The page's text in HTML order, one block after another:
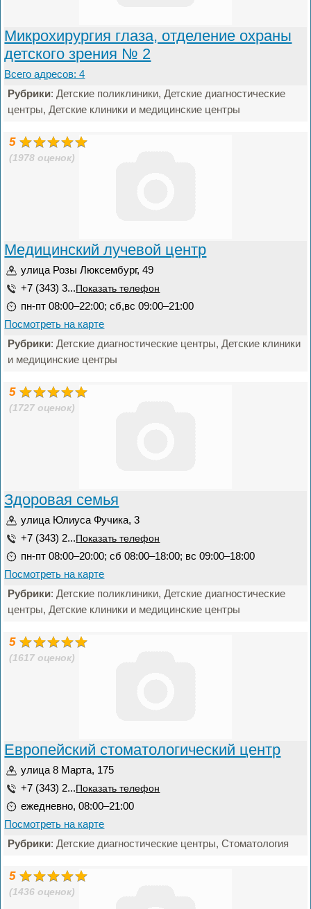
Микрохирургия глаза, отделение охраны
детского зрения № 2
Всего адресов: 4
Рубрики: Детские поликлиники, Детские диагностические
центры, Детские клиники и медицинские центры
5
(1978 оценок)
Медицинский лучевой центр
улица Розы Люксембург, 49
+7 (343) 3... Показать телефон
пн-пт 08:00–22:00; сб,вс 09:00–21:00
Посмотреть на карте
Рубрики: Детские диагностические центры, Детские клиники
и медицинские центры
5
(1727 оценок)
Здоровая семья
улица Юлиуса Фучика, 3
+7 (343) 2... Показать телефон
пн-пт 08:00–20:00; сб 08:00–18:00; вс 09:00–18:00
Посмотреть на карте
Рубрики: Детские поликлиники, Детские диагностические
центры, Детские клиники и медицинские центры
5
(1617 оценок)
Европейский стоматологический центр
улица 8 Марта, 175
+7 (343) 2... Показать телефон
ежедневно, 08:00–21:00
Посмотреть на карте
Рубрики: Детские диагностические центры, Стоматология
5
(1436 оценок)